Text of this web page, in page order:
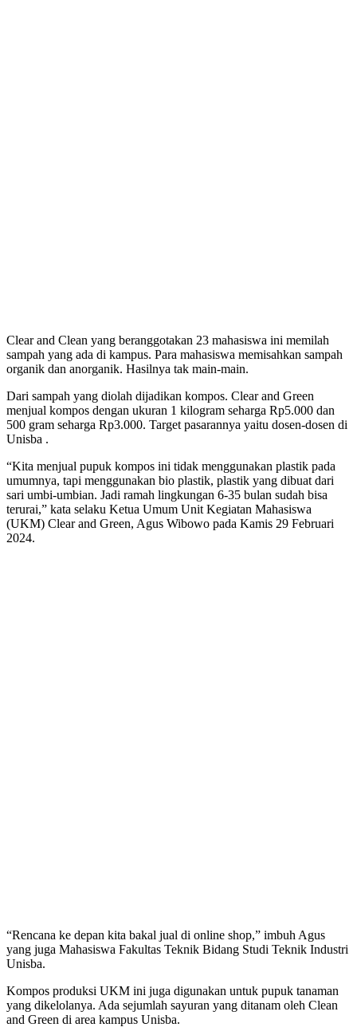
Clear and Clean yang beranggotakan 23 mahasiswa ini memilah
sampah yang ada di kampus. Para mahasiswa memisahkan sampah
organik dan anorganik. Hasilnya tak main-main.
Dari sampah yang diolah dijadikan kompos. Clear and Green
menjual kompos dengan ukuran 1 kilogram seharga Rp5.000 dan
500 gram seharga Rp3.000. Target pasarannya yaitu dosen-dosen di
Unisba .
“Kita menjual pupuk kompos ini tidak menggunakan plastik pada
umumnya, tapi menggunakan bio plastik, plastik yang dibuat dari
sari umbi-umbian. Jadi ramah lingkungan 6-35 bulan sudah bisa
terurai,” kata selaku Ketua Umum Unit Kegiatan Mahasiswa
(UKM) Clear and Green, Agus Wibowo pada Kamis 29 Februari
2024.
“Rencana ke depan kita bakal jual di online shop,” imbuh Agus
yang juga Mahasiswa Fakultas Teknik Bidang Studi Teknik Industri
Unisba.
Kompos produksi UKM ini juga digunakan untuk pupuk tanaman
yang dikelolanya. Ada sejumlah sayuran yang ditanam oleh Clean
and Green di area kampus Unisba.